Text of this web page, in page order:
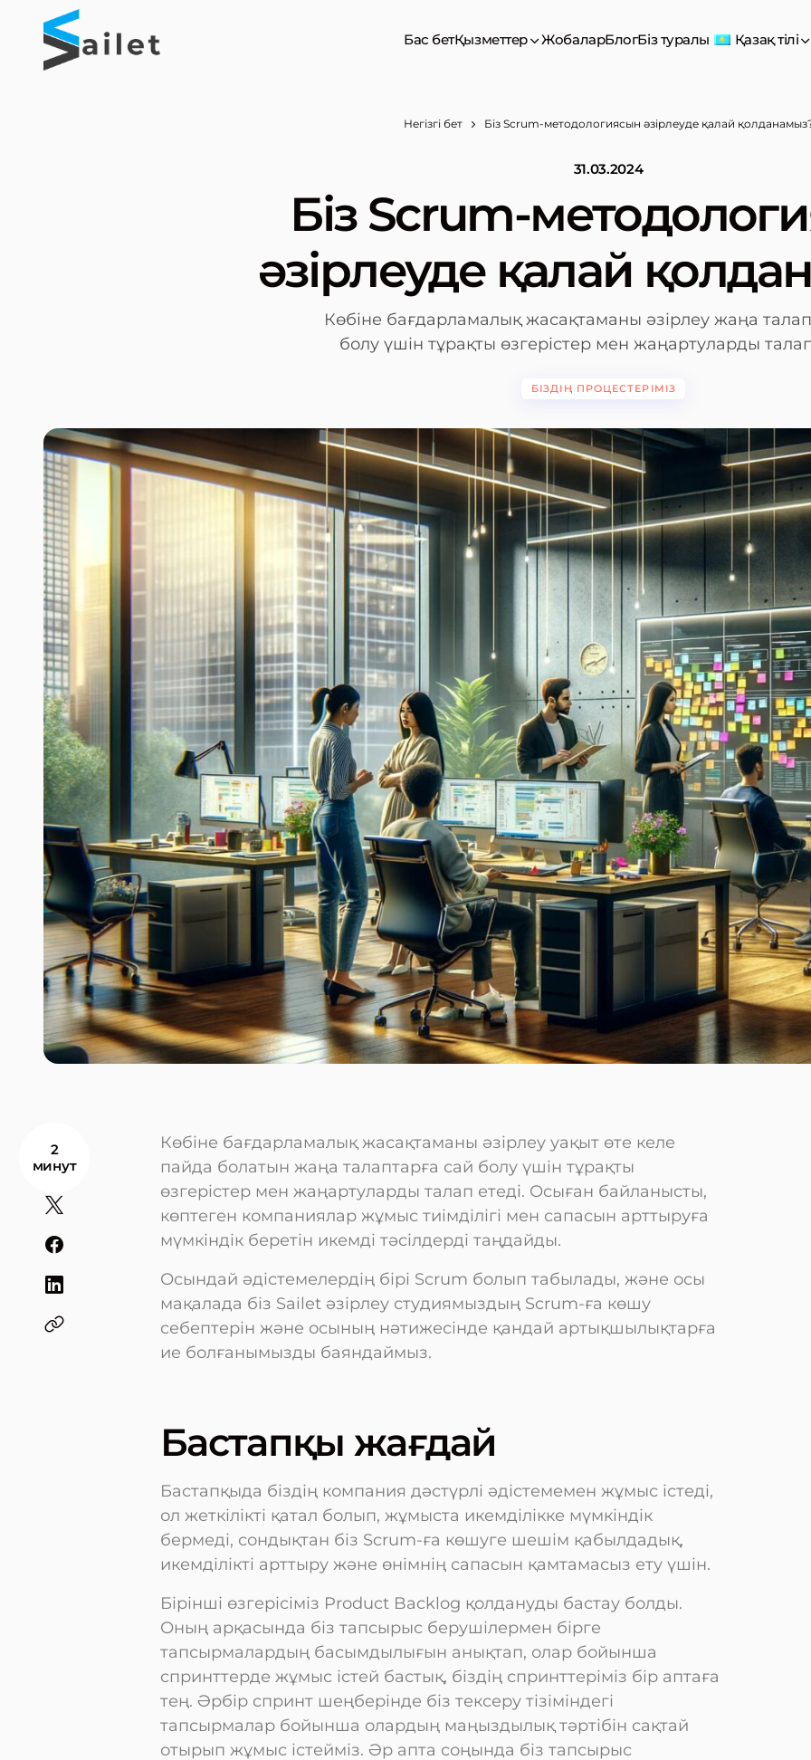
Бас бетҚызметтер ЖобаларБлогБіз туралы Қазақ тілі
Негізгі бет Біз Scrum-методологиясын әзірлеуде қалай
31.03.2024
Біз Scrum-
әзірлеуде қалай
Көбіне бағдарламалық жасақтаманы әзірлеу жаңа
болу үшін тұрақты өзгерістер мен жаңартуларды талап
БІЗДІҢ ПРОЦЕСТЕРІМІЗ
2
минут
Көбіне бағдарламалық жасақтаманы әзірлеу уақыт өте келе
пайда болатын жаңа талаптарға сай болу үшін тұрақты
өзгерістер мен жаңартуларды талап етеді. Осыған байланысты,
көптеген компаниялар жұмыс тиімділігі мен сапасын арттыруға
мүмкіндік беретін икемді тәсілдерді таңдайды.
Осындай әдістемелердің бірі Scrum болып табылады, және осы
мақалада біз Sailet әзірлеу студиямыздың Scrum-ға көшу
себептерін және осының нәтижесінде қандай артықшылықтарға
ие болғанымызды баяндаймыз.
Бастапқы жағдай
Бастапқыда біздің компания дәстүрлі әдістемемен жұмыс істеді,
ол жеткілікті қатал болып, жұмыста икемділікке мүмкіндік
бермеді, сондықтан біз Scrum-ға көшуге шешім қабылдадық,
икемділікті арттыру және өнімнің сапасын қамтамасыз ету үшін.
Бірінші өзгерісіміз Product Backlog қолдануды бастау болды.
Оның арқасында біз тапсырыс берушілермен бірге
тапсырмалардың басымдылығын анықтап, олар бойынша
спринттерде жұмыс істей бастық, біздің спринттеріміз бір аптаға
тең. Әрбір спринт шеңберінде біз тексеру тізіміндегі
тапсырмалар бойынша олардың маңыздылық тәртібін сақтай
отырып жұмыс істейміз. Әр апта соңында біз тапсырыс